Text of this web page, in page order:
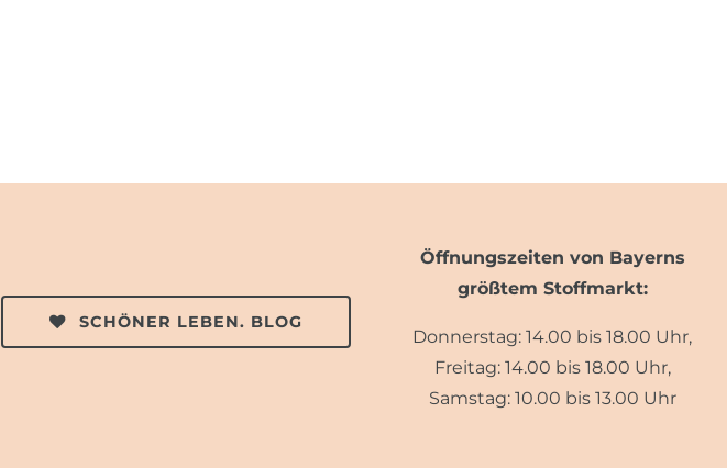
SCHÖNER LEBEN. BLOG
Öffnungszeiten von Bayerns
größtem Stoffmarkt:
Donnerstag: 14.00 bis 18.00 Uhr,
Freitag: 14.00 bis 18.00 Uhr,
Samstag: 10.00 bis 13.00 Uhr